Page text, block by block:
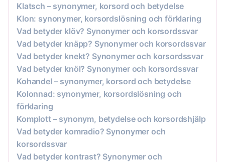
Klatsch – synonymer, korsord och betydelse
Klon: synonymer, korsordslösning och förklaring
Vad betyder klöv? Synonymer och korsordssvar
Vad betyder knäpp? Synonymer och korsordssvar
Vad betyder knekt? Synonymer och korsordssvar
Vad betyder knöl? Synonymer och korsordssvar
Kohandel – synonymer, korsord och betydelse
Kolonnad: synonymer, korsordslösning och
förklaring
Komplott – synonym, betydelse och korsordshjälp
Vad betyder komradio? Synonymer och
korsordssvar
Vad betyder kontrast? Synonymer och